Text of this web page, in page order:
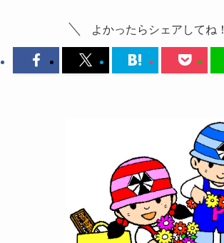
よかったらシェアしてね！